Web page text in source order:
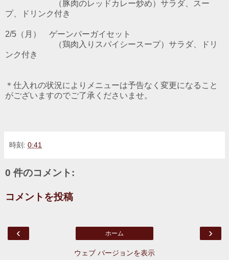
（豚肉のレッドカレー炒め）サラダ、スー
プ、ドリンク付き
2/5（月） ゲーンパーガイセット
（鶏肉入りスパイシースープ）サラダ、ドリ
ンク付き
＊仕入れの状況によりメニューは予告なく変更になること
がございますのでご了承くださいませ。
時刻: 0:41
0 件のコメント:
コメントを投稿
‹ ›
ホーム
ウェブ バージョンを表示